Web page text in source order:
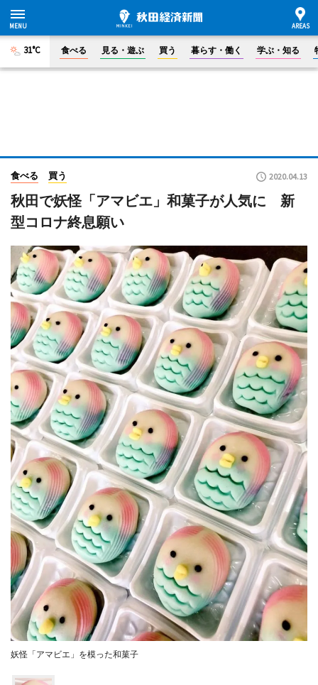
31°C 食べる 見る・遊ぶ 買う 暮らす・働く 学ぶ・知る
食べる 買う 2020.04.13
秋田で妖怪「アマビエ」和菓子が人気に 新
型コロナ終息願い
妖怪「アマビエ」を模った和菓子